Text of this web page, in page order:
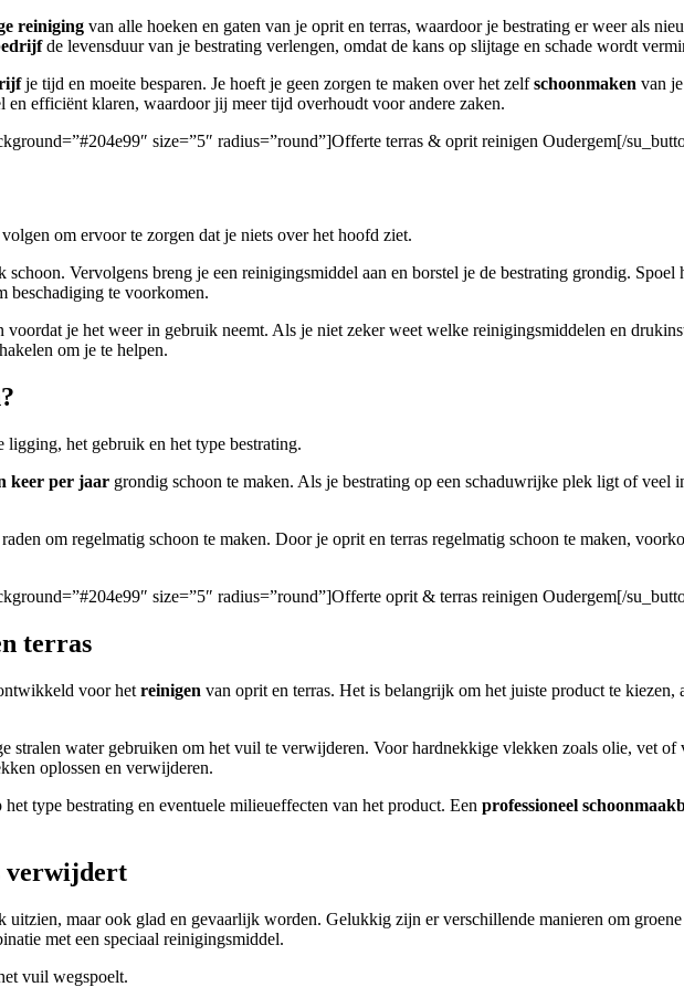
reiniging van alle hoeken en gaten van je oprit en terras, waardoor je bestrating er weer als
de levensduur van je bestrating verlengen, omdat de kans op slijtage en schade wordt
je tijd en moeite besparen. Je hoeft je geen zorgen te maken over het zelfschoonmaken van
efficiënt klaren, waardoor jij meer tijd overhoudt voor andere zaken.
size=”5″ radius=”round”]Offerte terras & oprit reinigen Oudergem[/
om ervoor te zorgen dat je niets over het hoofd ziet.
Vervolgens breng je een reinigingsmiddel aan en borstel je de bestrating grondig. Spoel
beschadiging te voorkomen.
je het weer in gebruik neemt. Als je niet zeker weet welke reinigingsmiddelen en
om je te helpen.
het gebruik en het type bestrating.
keer per jaar grondig schoon te maken. Als je bestrating op een schaduwrijke plek ligt of veel
om regelmatig schoon te maken. Door je oprit en terras regelmatig schoon te maken,
size=”5″ radius=”round”]Offerte oprit & terras reinigen Oudergem[/
terras
voor het reinigen van oprit en terras. Het is belangrijk om het juiste product te
stralen water gebruiken om het vuil te verwijderen. Voor hardnekkige vlekken zoals olie, vet
oplossen en verwijderen.
type bestrating en eventuele milieueffecten van het product. Een professioneel
verwijdert
uitzien, maar ook glad en gevaarlijk worden. Gelukkig zijn er verschillende manieren om
met een speciaal reinigingsmiddel.
vuil wegspoelt.